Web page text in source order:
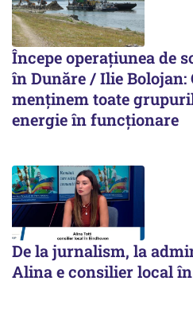
Începe operațiunea de
în Dunăre / Ilie Bolojan:
menținem toate
energie în funcționare
De la jurnalism, la
Alina e consilier local